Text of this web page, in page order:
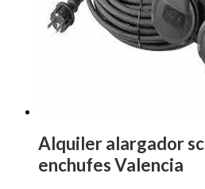
Alquiler alargador
enchufes Valencia